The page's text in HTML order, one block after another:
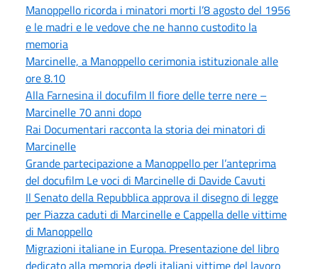
Manoppello ricorda i minatori morti l’8 agosto del 1956
e le madri e le vedove che ne hanno custodito la
memoria
Marcinelle, a Manoppello cerimonia istituzionale alle
ore 8.10
Alla Farnesina il docufilm Il fiore delle terre nere –
Marcinelle 70 anni dopo
Rai Documentari racconta la storia dei minatori di
Marcinelle
Grande partecipazione a Manoppello per l’anteprima
del docufilm Le voci di Marcinelle di Davide Cavuti
Il Senato della Repubblica approva il disegno di legge
per Piazza caduti di Marcinelle e Cappella delle vittime
di Manoppello
Migrazioni italiane in Europa. Presentazione del libro
dedicato alla memoria degli italiani vittime del lavoro